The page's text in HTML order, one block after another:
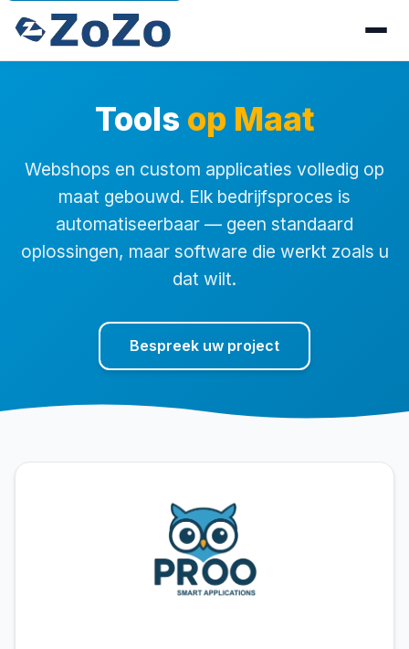
Tools op Maat
Webshops en custom applicaties volledig op
maat gebouwd. Elk bedrijfsproces is
automatiseerbaar — geen standaard
oplossingen, maar software die werkt zoals u
dat wilt.
Bespreek uw project